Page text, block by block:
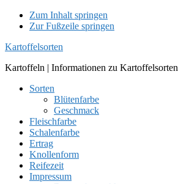
Zum Inhalt springen
Zur Fußzeile springen
Kartoffelsorten
Kartoffeln | Informationen zu Kartoffelsorten
Sorten
Blütenfarbe
Geschmack
Fleischfarbe
Schalenfarbe
Ertrag
Knollenform
Reifezeit
Impressum